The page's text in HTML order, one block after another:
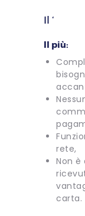
Il ‘
Il più:
rete,
Non
carta.